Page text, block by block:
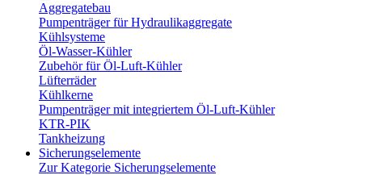
Aggregatebau
Pumpenträger für Hydraulikaggregate
Kühlsysteme
Öl-Wasser-Kühler
Zubehör für Öl-Luft-Kühler
Lüfterräder
Kühlkerne
Pumpenträger mit integriertem Öl-Luft-Kühler
KTR-PIK
Tankheizung
Sicherungselemente
Zur Kategorie Sicherungselemente